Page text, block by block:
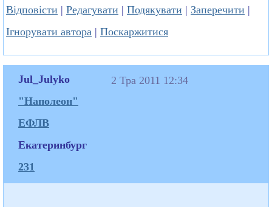
Відповісти | Редагувати | Подякувати | Заперечити |
Ігнорувати автора | Поскаржитися
Jul_Julyko
"Наполеон"
ЕФЛВ
Екатеринбург
231
2 Тра 2011 12:34